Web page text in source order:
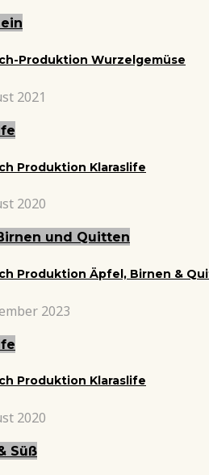
Produktion Wurzelgemüse
2021
Produktion Klaraslife
2020
und Quitten
Produktion Äpfel, Birnen &
2023
Produktion Klaraslife
2020
Süß